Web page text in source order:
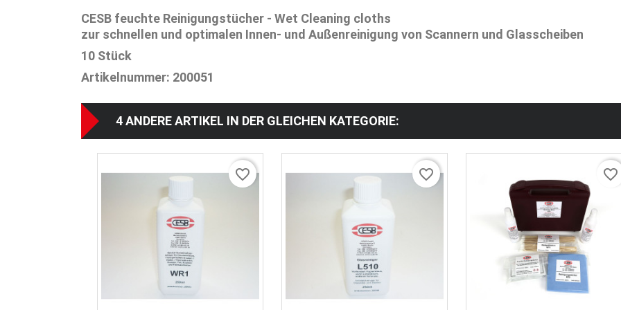
CESB feuchte Reinigungstücher - Wet Cleaning cloths
zur schnellen und optimalen Innen- und Außenreinigung von Scannern und Glasscheiben
10 Stück
Artikelnummer: 200051
4 ANDERE ARTIKEL IN DER GLEICHEN KATEGORIE:
favorite_border favorite_border favorite_border